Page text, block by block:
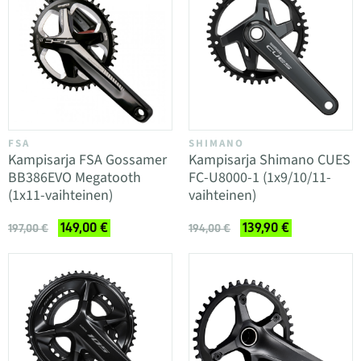
FSA
Kampisarja FSA Gossamer
BB386EVO Megatooth
(1x11-vaihteinen)
197,00 € 149,00 €
SHIMANO
Kampisarja Shimano CUES
FC-U8000-1 (1x9/10/11-
vaihteinen)
194,00 € 139,90 €